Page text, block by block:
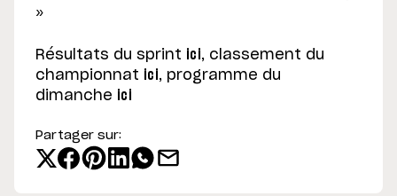
»
Résultats du sprint ici, classement du
championnat ici, programme du
dimanche ici
Partager sur: